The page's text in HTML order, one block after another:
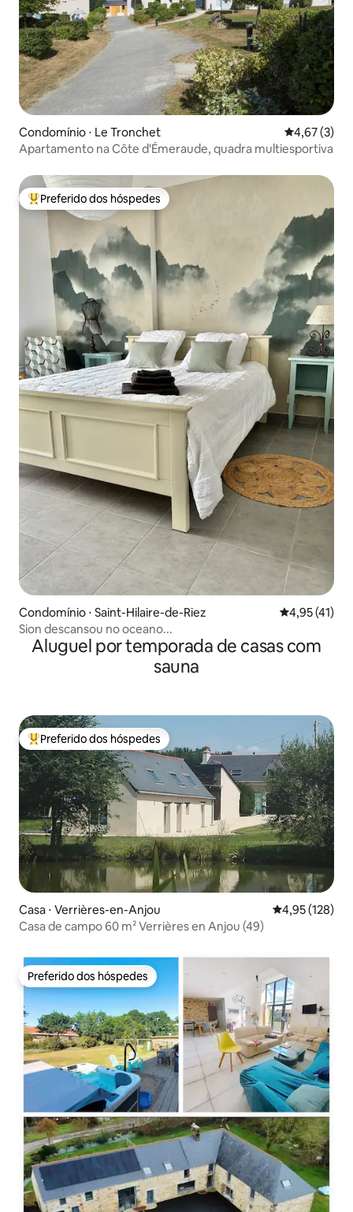
Condomínio ⋅ Le Tronchet 4,67 de
4,67 (3)
Apartamento na Côte d'Émeraude, quadra multiesportiva
Entre os melhores preferidos dos hóspedes
Preferido dos hóspedes
Condomínio ⋅ Saint-Hilaire-de-Riez 4,95 de uma
4,95 (41)
Sion descansou no oceano...
Aluguel por temporada de casas com
sauna
Entre os melhores preferidos dos hóspedes
Preferido dos hóspedes
Casa ⋅ Verrières-en-Anjou 4,95 de uma
4,95 (128)
Casa de campo 60 m² Verrières en Anjou (49)
Preferido dos hóspedes
Preferido dos hóspedes